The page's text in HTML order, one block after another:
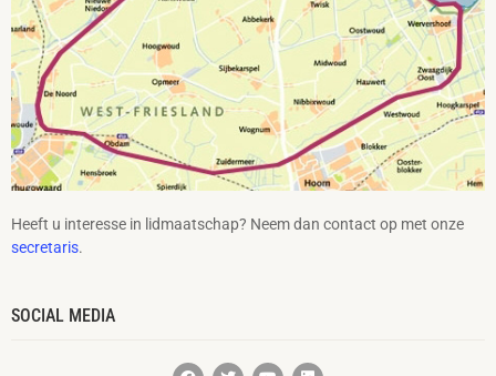
Heeft u interesse in lidmaatschap? Neem dan contact op met onze
secretaris.
SOCIAL MEDIA